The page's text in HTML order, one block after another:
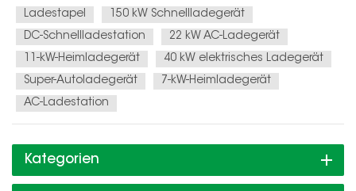
entscheiden, um ihren CO2-Fußabdruck zu verringern und
Geld für Benzin zu...
Ladestapel
150 kW Schnellladegerät
DC-Schnellladestation
22 kW AC-Ladegerät
11-kW-Heimladegerät
40 kW elektrisches Ladegerät
Super-Autoladegerät
7-kW-Heimladegerät
AC-Ladestation
Kategorien